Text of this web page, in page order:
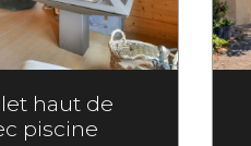
haut de
piscine